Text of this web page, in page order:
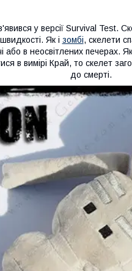
у версії Survival Test.
Як і зомбі, скелети
або в неосвітлених печерах.
в вимірі Край, то скелет
до смерті.